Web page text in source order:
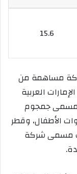
15.6
مساهمة من
الإمارات العربية
مسمى جمجوم
الأطفال، وقطر
مسمى شركة